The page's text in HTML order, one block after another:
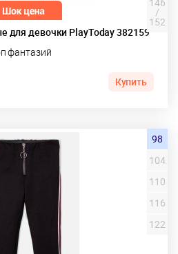
для девочки PlayToday 382159
фантазий
/
152
Купить
98
104
110
116
122